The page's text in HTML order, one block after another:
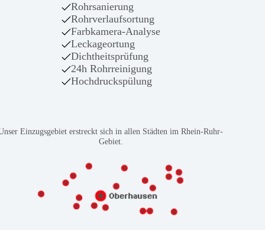
Rohrsanierung
Rohrverlaufsortung
Farbkamera-Analyse
Leckageortung
Dichtheitsprüfung
24h Rohrreinigung
Hochdruckspülung
Einzugsgebiet erstreckt sich in allen Städten im Rhein-Ruhr-
Gebiet.